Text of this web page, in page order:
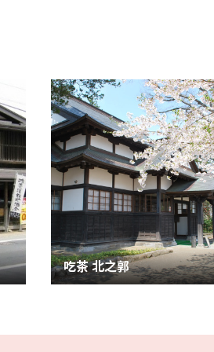
吃茶 北之郭